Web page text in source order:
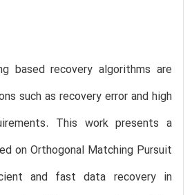
based recovery algorithms are
such as recovery error and high
This work presents a
on Orthogonal Matching Pursuit
and fast data recovery in